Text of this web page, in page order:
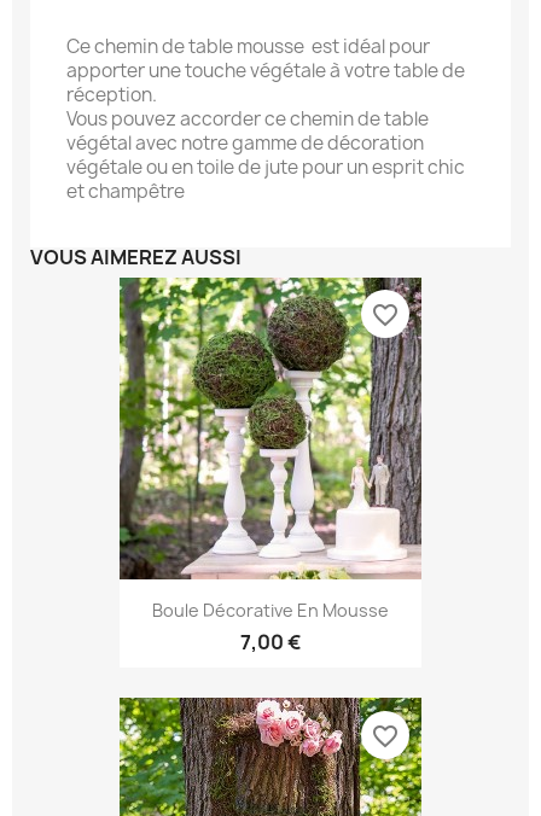
Ce chemin de table mousse est idéal pour
apporter une touche végétale à votre table de
réception.
Vous pouvez accorder ce chemin de table
végétal avec notre gamme de décoration
végétale ou en toile de jute pour un esprit chic
et champêtre
VOUS AIMEREZ AUSSI
Boule Décorative En Mousse
7,00 €
favorite_border
favorite_border